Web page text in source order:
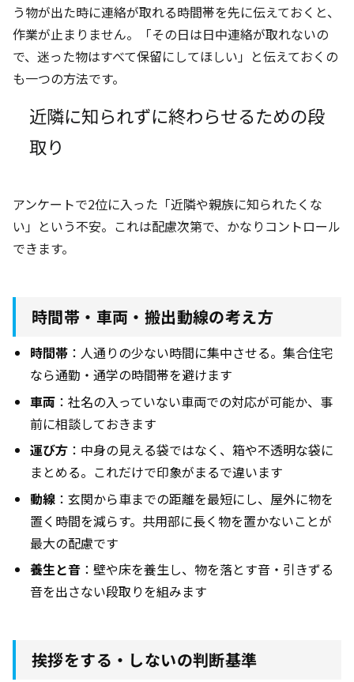
う物が出た時に連絡が取れる時間帯を先に伝えておくと、
作業が止まりません。「その日は日中連絡が取れないの
で、迷った物はすべて保留にしてほしい」と伝えておくの
も一つの方法です。
近隣に知られずに終わらせるための段
取り
アンケートで2位に入った「近隣や親族に知られたくな
い」という不安。これは配慮次第で、かなりコントロール
できます。
時間帯・車両・搬出動線の考え方
時間帯 ：人通りの少ない時間に集中させる。集合住宅
なら通勤・通学の時間帯を避けます
車両 ：社名の入っていない車両での対応が可能か、事
前に相談しておきます
運び方 ：中身の見える袋ではなく、箱や不透明な袋に
まとめる。これだけで印象がまるで違います
動線 ：玄関から車までの距離を最短にし、屋外に物を
置く時間を減らす。共用部に長く物を置かないことが
最大の配慮です
養生と音 ：壁や床を養生し、物を落とす音・引きずる
音を出さない段取りを組みます
挨拶をする・しないの判断基準